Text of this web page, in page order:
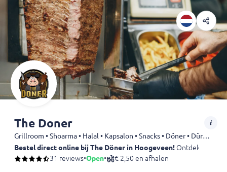
The Doner
Grillroom • Shoarma • Halal • Kapsalon • Snacks • Döner • Dürüm • Kebab • Friet • Drankjes
Bestel direct online bij The Döner in Hoogeveen! Ontdek onze
31 reviews•Open• € 2,50 en afhalen